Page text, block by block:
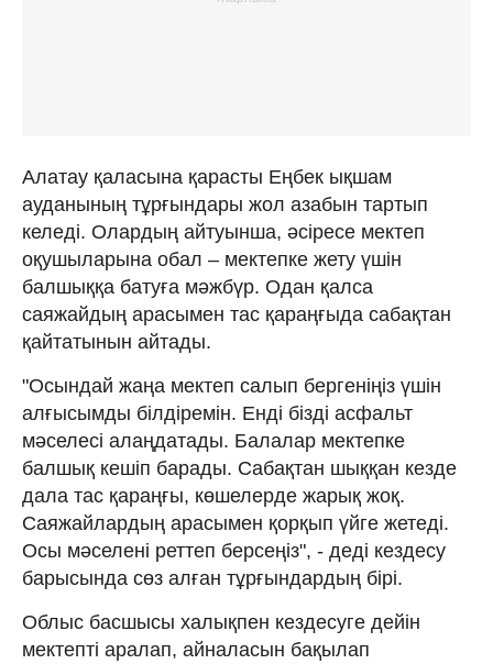
Алатау қаласына қарасты Еңбек ықшам
ауданының тұрғындары жол азабын тартып
келеді. Олардың айтуынша, әсіресе мектеп
оқушыларына обал – мектепке жету үшін
балшыққа батуға мәжбүр. Одан қалса
саяжайдың арасымен тас қараңғыда сабақтан
қайтатынын айтады.
"Осындай жаңа мектеп салып бергеніңіз үшін
алғысымды білдіремін. Енді бізді асфальт
мәселесі алаңдатады. Балалар мектепке
балшық кешіп барады. Сабақтан шыққан кезде
дала тас қараңғы, көшелерде жарық жоқ.
Саяжайлардың арасымен қорқып үйге жетеді.
Осы мәселені реттеп берсеңіз", - деді кездесу
барысында сөз алған тұрғындардың бірі.
Облыс басшысы халықпен кездесуге дейін
мектепті аралап, айналасын бақылап